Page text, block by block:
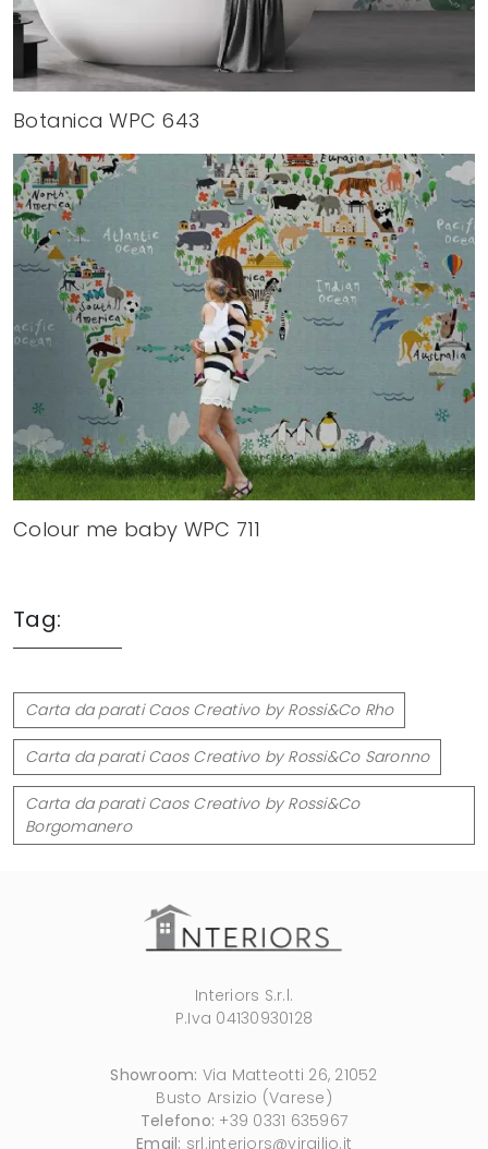
Botanica WPC 643
Colour me baby WPC 711
Tag:
Carta da parati Caos Creativo by Rossi&Co Rho
Carta da parati Caos Creativo by Rossi&Co Saronno
Carta da parati Caos Creativo by Rossi&Co
Borgomanero
Interiors S.r.l.
P.Iva 04130930128
Showroom: Via Matteotti 26, 21052
Busto Arsizio (Varese)
Telefono: +39 0331 635967
Email: srl.interiors@virgilio.it